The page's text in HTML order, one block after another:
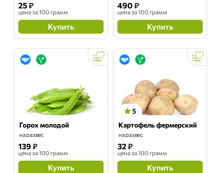
25₽
ценаза 100 грамм
Купить
490 ₽
ценаза 100 грамм
Купить
Горох молодой
на развес
139₽
ценаза 100 грамм
Купить
5
Картофель фермерский
на развес
32₽
ценаза 100 грамм
Купить